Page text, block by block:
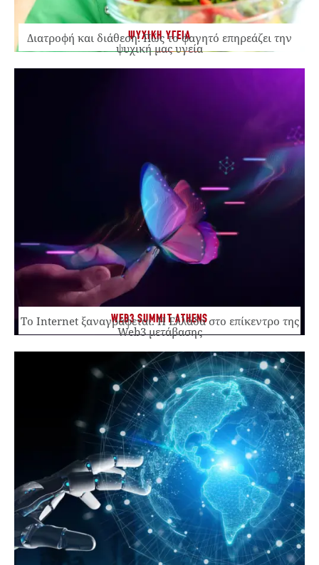
ΨΥΧΙΚΗ ΥΓΕΙΑ
Διατροφή και διάθεση: Πώς το φαγητό επηρεάζει την
ψυχική μας υγεία
WEB3 SUMMIT ATHENS
Το Internet ξαναγράφεται. Η Ελλάδα στο επίκεντρο της
Web3 μετάβασης